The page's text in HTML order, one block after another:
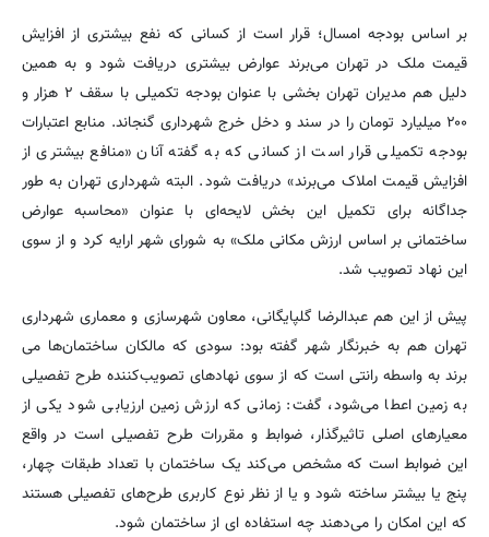
بر اساس بودجه امسال؛ قرار است از کسانی که نفع بیشتری از افزایش
قیمت ملک در تهران می‌برند عوارض بیشتری دریافت شود و به همین
دلیل هم مدیران تهران بخشی با عنوان بودجه تکمیلی با سقف ۲ هزار و
۲۰۰ میلیارد تومان را در سند و دخل خرج شهرداری گنجاند. منابع اعتبارات
بودجه تکمیلی قرار است از کسانی که به گفته آنان «منافع بیشتری از
افزایش قیمت املاک‌ می‌برند» دریافت شود. البته شهرداری تهران به طور
جداگانه برای تکمیل این بخش لایحه‌ای با عنوان «محاسبه عوارض
ساختمانی بر اساس ارزش مکانی ملک» به شورای شهر ارایه کرد و از سوی
این نهاد تصویب شد.
پیش از این هم عبدالرضا گلپایگانی، معاون شهرسازی و معماری شهرداری
تهران هم به خبرنگار شهر گفته بود: سودی که مالکان ساختمان‌ها می
برند به واسطه رانتی است که از سوی نهادهای تصویب‌کننده طرح تفصیلی
به زمین اعطا می‌شود، گفت: زمانی که ارزش زمین ارزیابی شود یکی از
معیارهای اصلی تاثیرگذار، ضوابط و مقررات طرح تفصیلی است در واقع
این ضوابط است که مشخص می‌کند یک ساختمان با تعداد طبقات چهار،
پنج یا بیشتر ساخته شود و یا از نظر نوع کاربری طرح‌های تفصیلی هستند
که این امکان را می‌دهند چه استفاده ای از ساختمان شود.